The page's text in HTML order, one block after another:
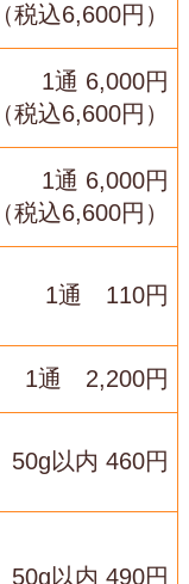
（税込6,600円）
1通 6,000円
（税込6,600円）
1通 6,000円
（税込6,600円）
1通 110円
1通 2,200円
50g以内 460円
50g以内 490円